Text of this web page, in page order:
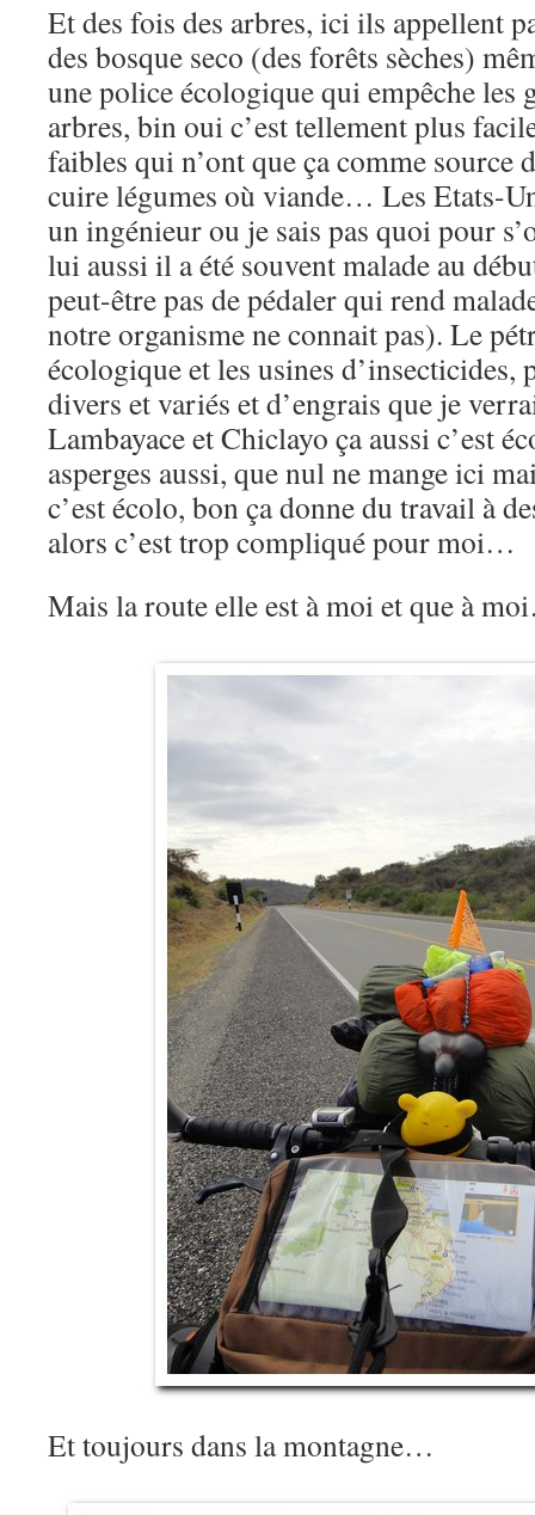
Et des fois des arbres, ici ils appellent
des bosque seco (des forêts sèches)
une police écologique qui empêche les
arbres, bin oui c’est tellement plus
faibles qui n’ont que ça comme source
cuire légumes où viande… Les Etats-
un ingénieur ou je sais pas quoi pour
lui aussi il a été souvent malade au
peut-être pas de pédaler qui rend
notre organisme ne connait pas). Le
écologique et les usines d’insecticides,
divers et variés et d’engrais que je
Lambayace et Chiclayo ça aussi c’est
asperges aussi, que nul ne mange ici
c’est écolo, bon ça donne du travail à
alors c’est trop compliqué pour moi…
Mais la route elle est à moi et que à
Et toujours dans la montagne…